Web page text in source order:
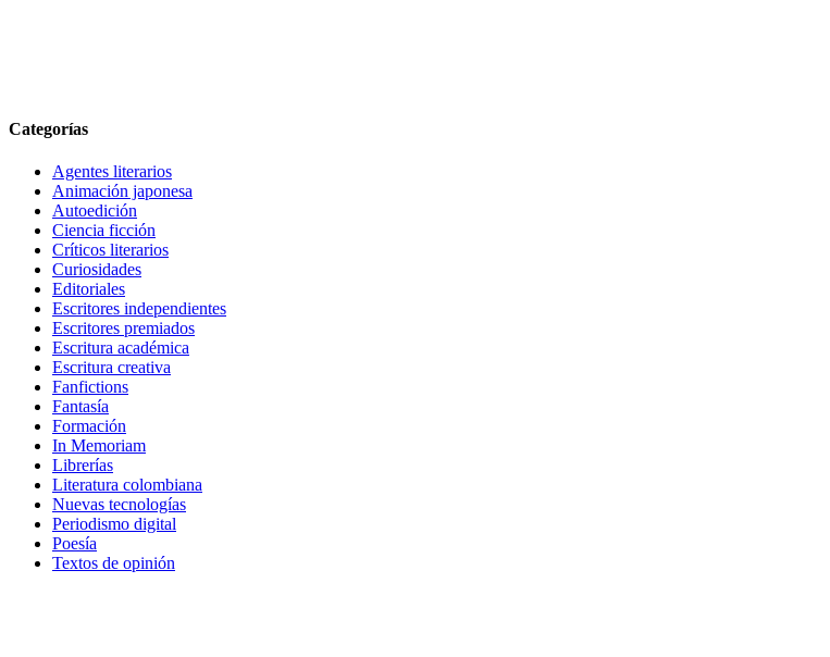
Categorías
Agentes literarios
Animación japonesa
Autoedición
Ciencia ficción
Críticos literarios
Curiosidades
Editoriales
Escritores independientes
Escritores premiados
Escritura académica
Escritura creativa
Fanfictions
Fantasía
Formación
In Memoriam
Librerías
Literatura colombiana
Nuevas tecnologías
Periodismo digital
Poesía
Textos de opinión